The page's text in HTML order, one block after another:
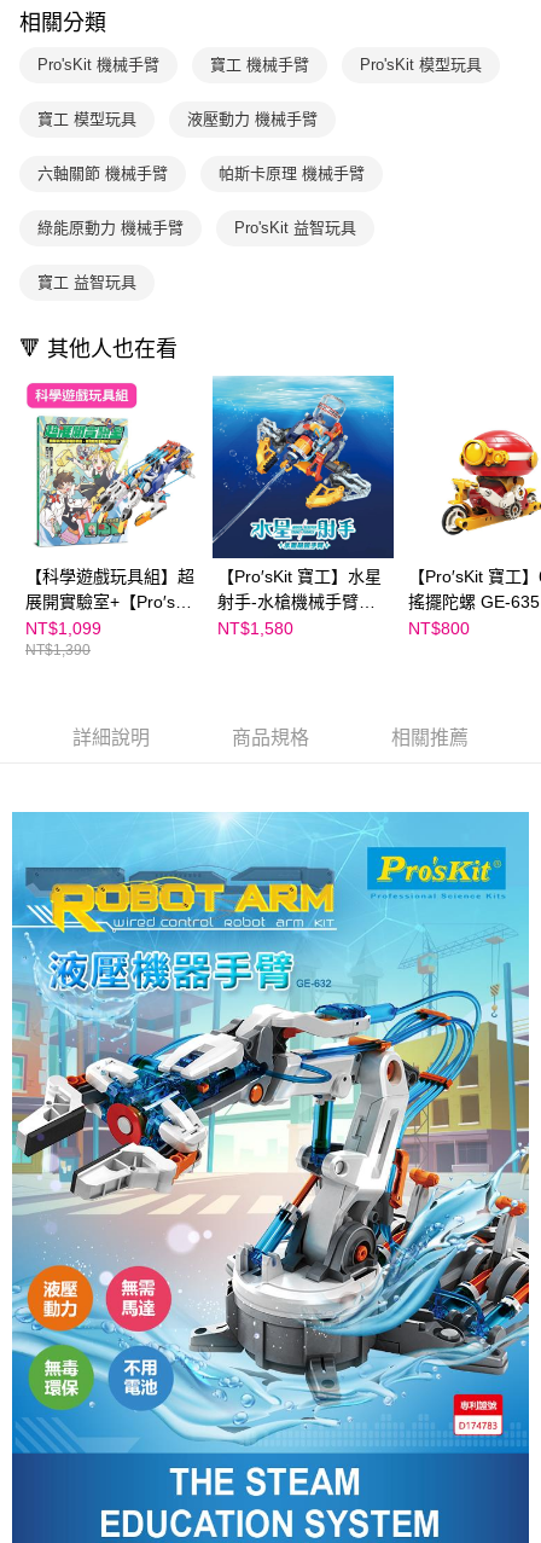
【注意事項】
1.本服務係由「台灣大哥大股份有限公司」（以下簡稱本公司）所提供，讓
用戶於交易時，得透過本服務購買商品或服務，並由商店將買賣／分期付款
買賣價金債權讓與本公司後，依約使用本公司帳單繳交帳款。
資料（包含姓名、電話或地址）提供予台灣大哥大進項蒐集、處理及利用，
3.完整用戶服務條款，請詳閱以下連結：
https://oppay.tw/userRule
ATM／網路銀行／等多元方式進行付款，方視為交易完成。
購買商品的店家。未經商家同意取消之訂單仍視為有效，需透過AFTEE先享
是否繳費成功／繳費後需取消欲退款等相關疑問，請聯繫「AFTEE先享後付
易，需依本服務之必要範圍內提供個人資料，並將交易相關給付款項請求債
２．關於個人資料處理事宜，請瀏覽以下網址：
「AFTEE先享後付」，若未經同意申辦者引起之損失，本公司不負相關責
４．使用「AFTEE先享後付」時，將依據個別帳號之用戶狀況，依本公司即
時審查核予不同之上限額度；若仍有額度不足之情形，本公司將視審查結果
請求用戶進行身份認證。
５．嚴禁一人註冊多個帳號或使用他人資訊註冊。若發現惡意使用之情形，
恩沛科技股份有限公司將有權停止該用戶之使用額度並採取法律行動。
相關分類
Pro'sKit 機械手臂 寶工 機械手臂 Pro'sKit 模型玩具
寶工 模型玩具 液壓動力 機械手臂
六軸關節 機械手臂 帕斯卡原理 機械手臂
綠能原動力 機械手臂 Pro'sKit 益智玩具
寶工 益智玩具
🔻 其他人也在看
【科學遊戲玩具組】超
展開實驗室+【Pro′sKit
寶工】液壓機械手套
GE-634
NT$1,099
NT$1,390
【Pro′sKit 寶工】水星
射手-水槍機械手臂
GE-639｜五種變形！
NT$1,580
【Pro′sKit 寶工
搖擺陀螺 GE-635
NT$800
詳細說明 商品規格 相關推薦